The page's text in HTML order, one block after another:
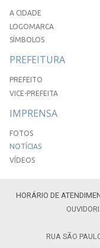
A CIDADE
LOGOMARCA
SÍMBOLOS
PREFEITURA
PREFEITO
VICE-PREFEITA
IMPRENSA
FOTOS
NOTÍCIAS
VÍDEOS
HORÁRIO DE
RUA SÃO